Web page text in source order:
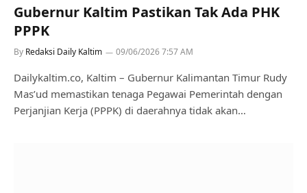
Gubernur Kaltim Pastikan Tak Ada PHK
PPPK
By Redaksi Daily Kaltim 09/06/2026 7:57 AM
Dailykaltim.co, Kaltim – Gubernur Kalimantan Timur Rudy
Mas’ud memastikan tenaga Pegawai Pemerintah dengan
Perjanjian Kerja (PPPK) di daerahnya tidak akan…